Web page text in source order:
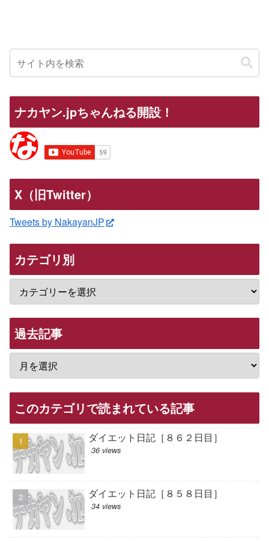
ナカヤン.jpちゃんねる開設！
X（旧Twitter）
Tweets by NakayanJP
カテゴリ別
過去記事
このカテゴリで読まれている記事
ダイエット日記［８６２日目］
36 views
ダイエット日記［８５８日目］
34 views